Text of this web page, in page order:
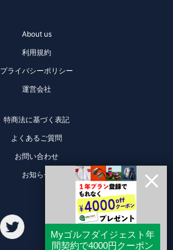
About us
利用規約
プライバシーポリシー
運営会社
特商法に基づく表記
よくあるご質問
お問い合わせ
お知らせ